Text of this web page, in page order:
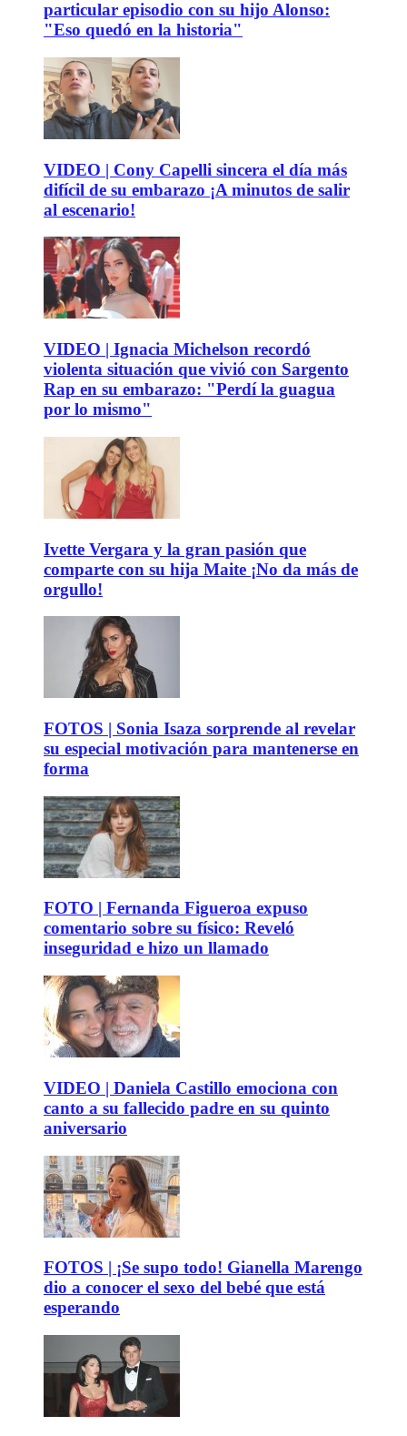
particular episodio con su hijo Alonso:
"Eso quedó en la historia"
VIDEO | Cony Capelli sincera el día más
difícil de su embarazo ¡A minutos de salir
al escenario!
VIDEO | Ignacia Michelson recordó
violenta situación que vivió con Sargento
Rap en su embarazo: "Perdí la guagua
por lo mismo"
Ivette Vergara y la gran pasión que
comparte con su hija Maite ¡No da más de
orgullo!
FOTOS | Sonia Isaza sorprende al revelar
su especial motivación para mantenerse en
forma
FOTO | Fernanda Figueroa expuso
comentario sobre su físico: Reveló
inseguridad e hizo un llamado
VIDEO | Daniela Castillo emociona con
canto a su fallecido padre en su quinto
aniversario
FOTOS | ¡Se supo todo! Gianella Marengo
dio a conocer el sexo del bebé que está
esperando